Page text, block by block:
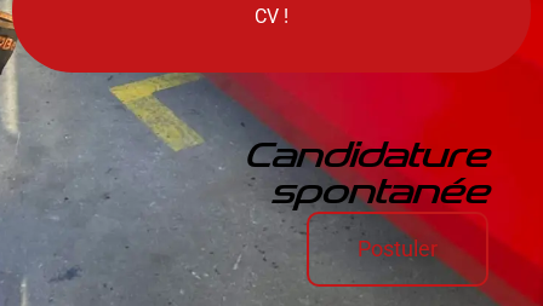
CV !
Candidature
spontanée
Postuler